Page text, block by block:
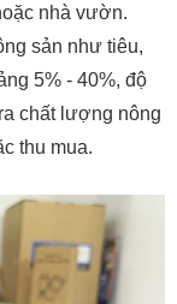
nhà vườn.
sản như tiêu,
5% - 40%, độ
chất lượng nông
thu mua.